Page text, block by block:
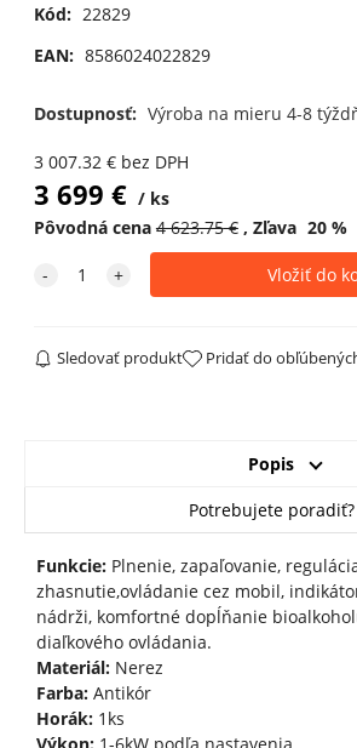
Kód: 22829
EAN: 8586024022829
Dostupnosť: Výroba na mieru 4-8
3 007.32€ bez DPH
3 699 €
ks
Pôvodná cena 4 623.75€ Zľava 20%
Sledovať produkt Pridať do
Popis
Potrebujete poradiť?
Funkcie: Plnenie, zapaľovanie,
zhasnutie,ovládanie cez mobil,
nádrži, komfortné dopĺňanie
diaľkového ovládania.
Materiál: Nerez
Farba:Antikór
Horák: 1ks